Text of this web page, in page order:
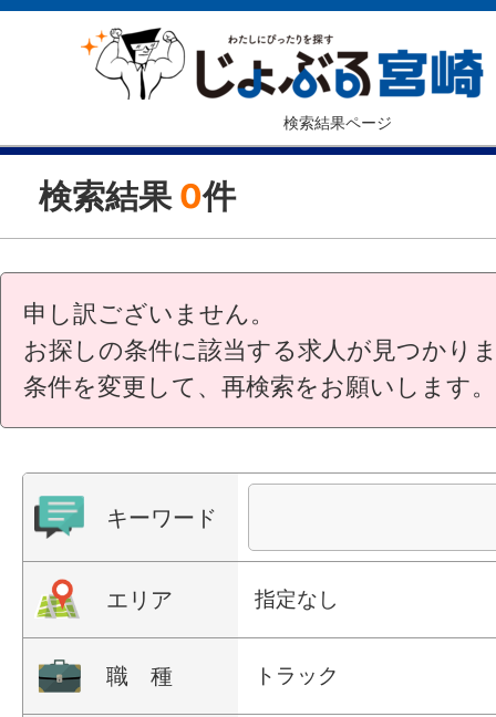
検索結果ページ
検索結果 0件
申し訳ございません。
お探しの条件に該当する求人が見つかり
条件を変更して、再検索をお願いします。
キーワード
エリア 指定なし
職 種 トラック